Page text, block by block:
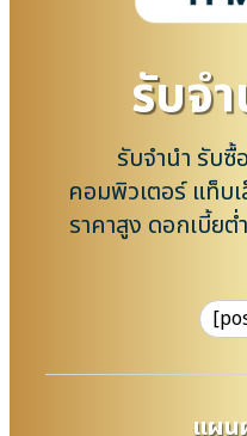
รับจํ
รับจำนำ รับ
คอมพิวเตอร์ แท็บ
ราคาสูง ดอกเบี้ยต่
แผน